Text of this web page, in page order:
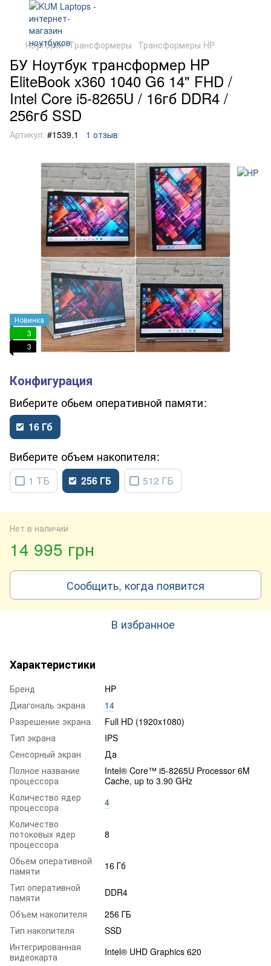
Ноутбуки Трансформеры Трансформеры HP
БУ Ноутбук трансформер HP
EliteBook x360 1040 G6 14" FHD /
Intel Core i5-8265U / 16гб DDR4 /
256гб SSD
Артикул: #1539.1 1 отзыв
Новинка
3
3
обьем оперативной памяти
16 Гб
объем накопителя
1 ТБ 256 ГБ 512 ГБ
Нет в наличии
14 995 грн
Сообщить, когда появится
В избранное
Характеристики
Бренд
HP
Диагональ экрана
14
Разрешение экрана
Full HD (1920x1080)
Тип экрана
IPS
Сенсорный экран
Да
Полное название
процессора
Intel® Core™ i5-8265U Processor 6M
Cache, up to 3.90 GHz
Количество ядер
процессора
4
Количество
потоковых ядер
процессора
8
Обьем оперативной
памяти
16 Гб
Тип оперативной
памяти
DDR4
Объем накопителя
256 ГБ
Тип накопителя
SSD
Интегрированная
видеокарта
Intel® UHD Graphics 620